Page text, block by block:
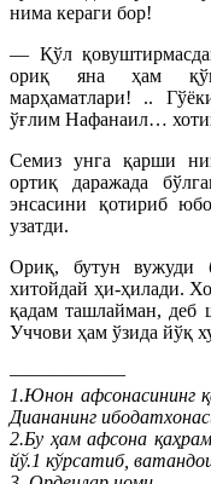
нима кераги бор!
— Қўл
ориқ яна ҳам
марҳаматлари! ..
ўғлим Нафанаил…
Семиз унга қарши
ортиқ даражада
энсасини қотириб
узатди.
Ориқ, бутун вужуди
хитойдай ҳи-ҳилади.
қадам ташлайман, деб
Уччови ҳам ўзида йўқ
——————
1.Юнон афсонасининг
Диананинг
2.Бу ҳам афсона
йў.1 кўрсатиб,